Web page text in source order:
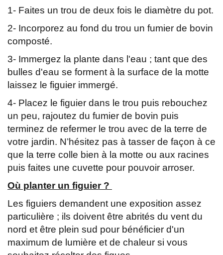
1- Faites un trou de deux fois le diamètre du pot.
2- Incorporez au fond du trou un fumier de bovin
composté.
3- Immergez la plante dans l'eau ; tant que des
bulles d'eau se forment à la surface de la motte
laissez le figuier immergé.
4- Placez le figuier dans le trou puis rebouchez
un peu, rajoutez du fumier de bovin puis
terminez de refermer le trou avec de la terre de
votre jardin. N’hésitez pas à tasser de façon à ce
que la terre colle bien à la motte ou aux racines
puis faites une cuvette pour pouvoir arroser.
Où planter un figuier ?
Les figuiers demandent une exposition assez
particulière ; ils doivent être abrités du vent du
nord et être plein sud pour bénéficier d'un
maximum de lumière et de chaleur si vous